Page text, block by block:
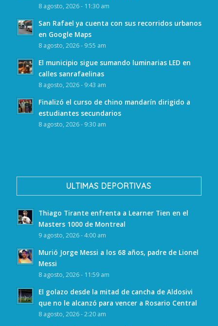
8 agosto, 2026 - 11:30 am
San Rafael ya cuenta con sus recorridos urbanos
en Google Maps
8 agosto, 2026 - 9:55 am
El municipio sigue sumando luminarias LED en
calles sanrafaelinas
8 agosto, 2026 - 9:43 am
Finalizó el curso de chino mandarín dirigido a
estudiantes secundarios
8 agosto, 2026 - 9:30 am
ULTIMAS DEPORTIVAS
Thiago Tirante enfrenta a Learner Tien en el
Masters 1000 de Montreal
9 agosto, 2026 - 4:00 am
Murió Jorge Messi a los 68 años, padre de Lionel
Messi
8 agosto, 2026 - 11:59 am
El golazo desde la mitad de cancha de Aldosivi
que no le alcanzó para vencer a Rosario Central
8 agosto, 2026 - 2:20 am